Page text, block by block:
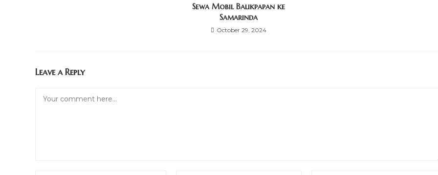
Sewa Mobil Balikpapan ke
Samarinda
October 29, 2024
Leave a Reply